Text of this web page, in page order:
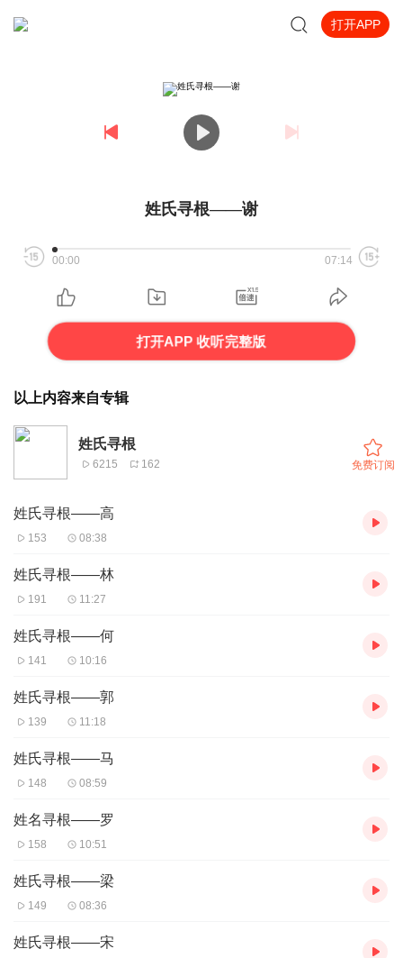
打开APP
姓氏寻根——谢
00:00 07:14
打开APP 收听完整版
以上内容来自专辑
姓氏寻根
6215 162 免费订阅
姓氏寻根——高
153 08:38
姓氏寻根——林
191 11:27
姓氏寻根——何
141 10:16
姓氏寻根——郭
139 11:18
姓氏寻根——马
148 08:59
姓名寻根——罗
158 10:51
姓氏寻根——梁
149 08:36
姓氏寻根——宋